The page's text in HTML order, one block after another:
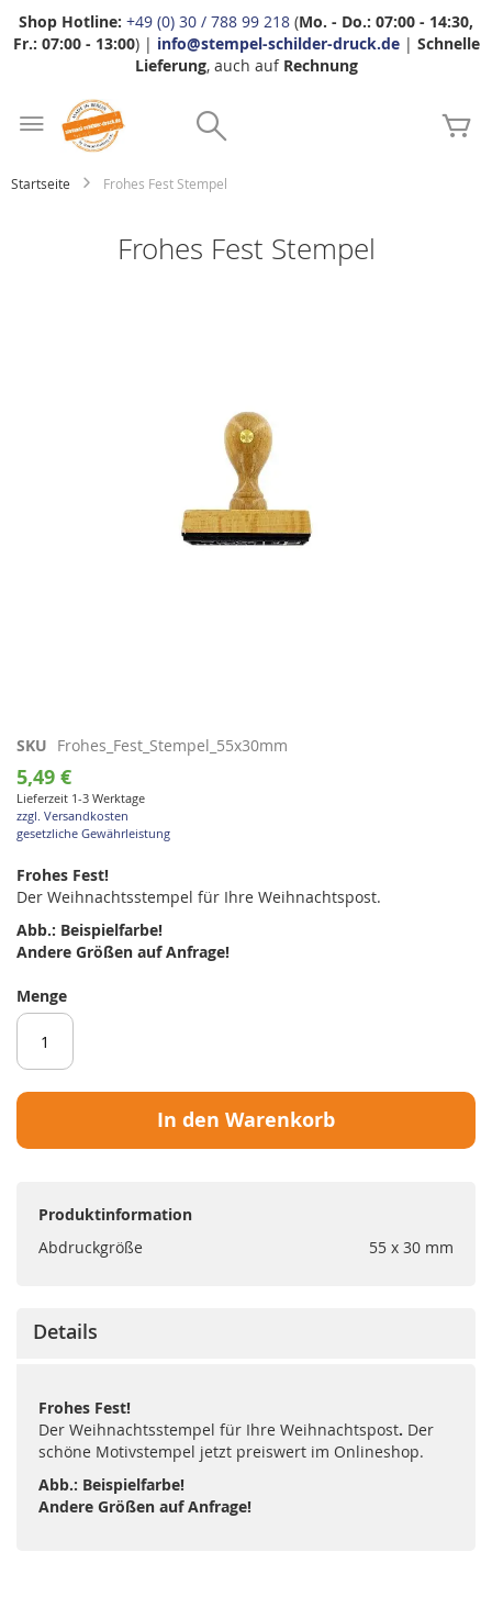
Shop Hotline: +49 (0) 30 / 788 99 218 (Mo. - Do.: 07:00 - 14:30,
Fr.: 07:00 - 13:00) | info@stempel-schilder-druck.de| Schnelle
Lieferung, auch auf Rechnung
Startseite Frohes Fest Stempel
Frohes Fest Stempel
Zum
Anfang
der
Bildgalerie
springen
SKU Frohes_Fest_Stempel_55x30mm
5,49 €
Lieferzeit 1-3 Werktage
zzgl. Versandkosten
gesetzliche Gewährleistung
Frohes Fest!
Der Weihnachtsstempel für Ihre Weihnachtspost.
Abb.: Beispielfarbe!
Andere Größen auf Anfrage!
Menge
In den Warenkorb
Produktinformation
Abdruckgröße
55 x 30 mm
Details
Frohes Fest!
Der Weihnachtsstempel für Ihre Weihnachtspost. Der
schöne Motivstempel jetzt preiswert im Onlineshop.
Abb.: Beispielfarbe!
Andere Größen auf Anfrage!